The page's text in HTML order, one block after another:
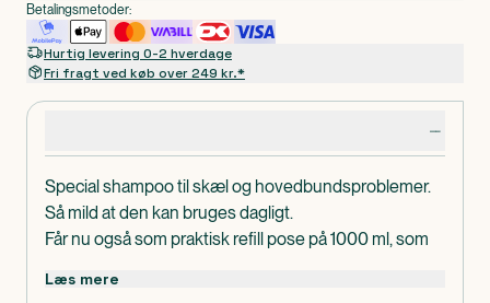
Special shampoo til skæl og hovedbundsproblemer.
Så mild at den kan bruges dagligt.
Får nu også som praktisk refill pose på 1000 ml, som
Professional.
Læs mere
Betalingsmetoder:
Hurtig levering 0-2 hverdage
Fri fragt ved køb over 249 kr.*